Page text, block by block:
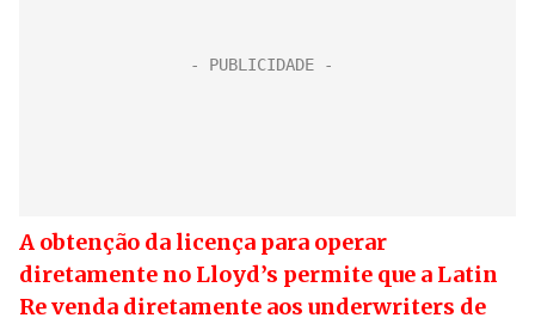
A obtenção da licença para operar
diretamente no Lloyd’s permite que a Latin
Re venda diretamente aos underwriters de